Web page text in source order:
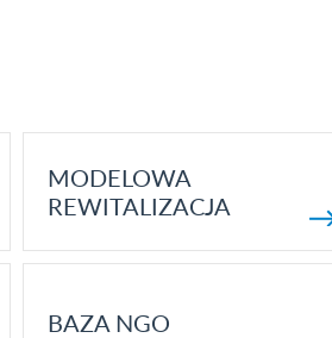
MODELOWA
REWITALIZACJA
BAZA NGO